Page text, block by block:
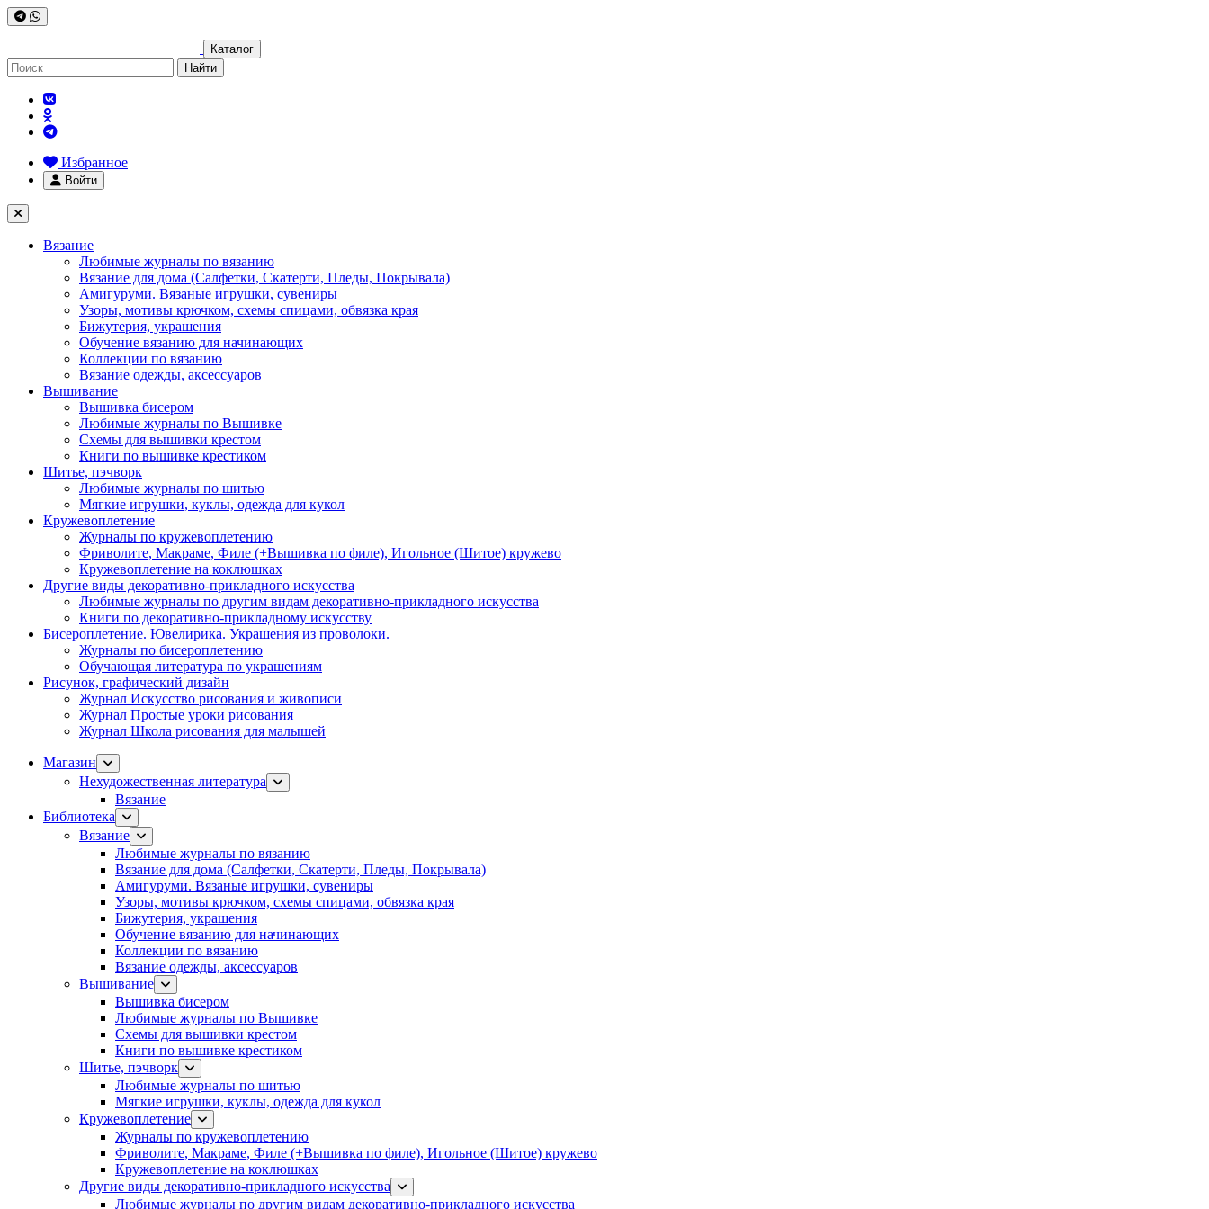
Каталог
Найти
Избранное
Войти
Вязание
Любимые журналы по вязанию
Вязание для дома (Салфетки, Скатерти, Пледы, Покрывала)
Амигуруми. Вязаные игрушки, сувениры
Узоры, мотивы крючком, схемы спицами, обвязка края
Бижутерия, украшения
Обучение вязанию для начинающих
Коллекции по вязанию
Вязание одежды, аксессуаров
Вышивание
Вышивка бисером
Любимые журналы по Вышивке
Схемы для вышивки крестом
Книги по вышивке крестиком
Шитье, пэчворк
Любимые журналы по шитью
Мягкие игрушки, куклы, одежда для кукол
Кружевоплетение
Журналы по кружевоплетению
Фриволите, Макраме, Филе (+Вышивка по филе), Игольное (Шитое) кружево
Кружевоплетение на коклюшках
Другие виды декоративно-прикладного искусства
Любимые журналы по другим видам декоративно-прикладного искусства
Книги по декоративно-прикладному искусству
Бисероплетение. Ювелирика. Украшения из проволоки.
Журналы по бисероплетению
Обучающая литература по украшениям
Рисунок, графический дизайн
Журнал Искусство рисования и живописи
Журнал Простые уроки рисования
Журнал Школа рисования для малышей
Магазин
Нехудожественная литература
Вязание
Библиотека
Вязание
Любимые журналы по вязанию
Вязание для дома (Салфетки, Скатерти, Пледы, Покрывала)
Амигуруми. Вязаные игрушки, сувениры
Узоры, мотивы крючком, схемы спицами, обвязка края
Бижутерия, украшения
Обучение вязанию для начинающих
Коллекции по вязанию
Вязание одежды, аксессуаров
Вышивание
Вышивка бисером
Любимые журналы по Вышивке
Схемы для вышивки крестом
Книги по вышивке крестиком
Шитье, пэчворк
Любимые журналы по шитью
Мягкие игрушки, куклы, одежда для кукол
Кружевоплетение
Журналы по кружевоплетению
Фриволите, Макраме, Филе (+Вышивка по филе), Игольное (Шитое) кружево
Кружевоплетение на коклюшках
Другие виды декоративно-прикладного искусства
Любимые журналы по другим видам декоративно-прикладного искусства